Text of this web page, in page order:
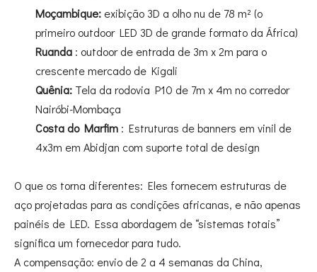
Moçambique: exibição 3D a olho nu de 78 m² (o
primeiro outdoor LED 3D de grande formato da África)
Ruanda : outdoor de entrada de 3m x 2m para o
crescente mercado de Kigali
Quênia: Tela da rodovia P10 de 7m x 4m no corredor
Nairóbi-Mombaça
Costa do Marfim : Estruturas de banners em vinil de
4x3m em Abidjan com suporte total de design
O que os torna diferentes: Eles fornecem estruturas de
aço projetadas para as condições africanas, e não apenas
painéis de LED. Essa abordagem de “sistemas totais”
significa um fornecedor para tudo.
A compensação: envio de 2 a 4 semanas da China,